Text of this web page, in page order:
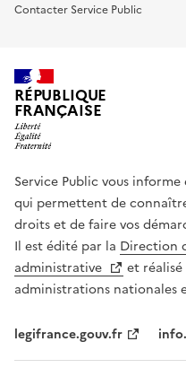
Contacter Service Public
RÉPUBLIQUE
FRANÇAISE
Service Public vous
qui permettent de
droits et de faire vos
Il est édité par la Direction
administrative
et
administrations nationales
legifrance.gouv.fr